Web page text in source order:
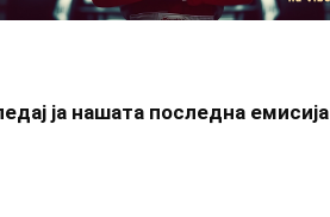
ја нашата последна емисија